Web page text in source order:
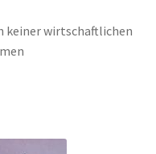
keiner wirtschaftlichen